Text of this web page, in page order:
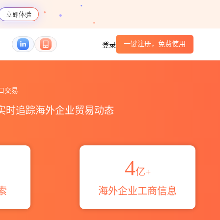
立即体验
登录 一键注册，免费使用
交易
时追踪海外企业贸易动态
4亿+
海外企业工商信息